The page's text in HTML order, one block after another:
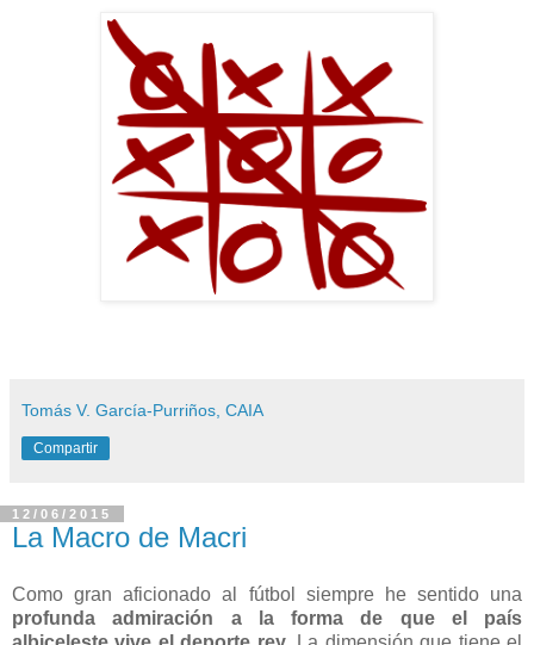
Tomás V. García-Purriños, CAIA
Compartir
12/06/2015
La Macro de Macri
Como gran aficionado al fútbol siempre he sentido una
profunda admiración a la forma de que el país